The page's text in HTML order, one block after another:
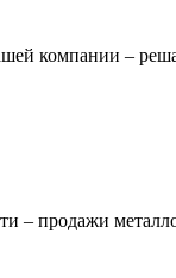
компании –
– продажи